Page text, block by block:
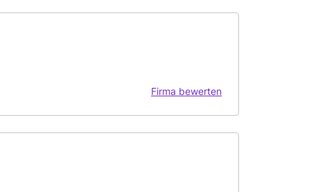
Firma bewerten